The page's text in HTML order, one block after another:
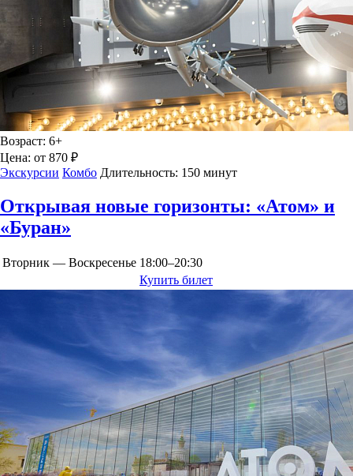
Возраст: 6+
Цена: от 870 ₽
Экскурсии Комбо Длительность: 150 минут
Открывая новые горизонты: «Атом» и
«Буран»
Вторник — Воскресенье 18:00–20:30
Купить билет